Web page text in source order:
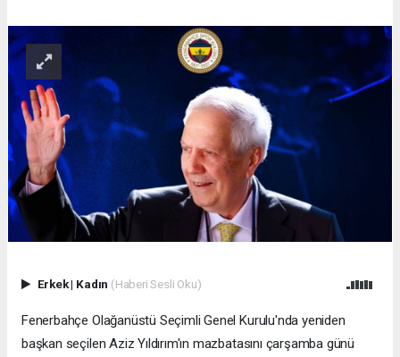
Erkek| Kadın (Haberi Sesli Oku)
Fenerbahçe Olağanüstü Seçimli Genel Kurulu'nda yeniden
başkan seçilen Aziz Yıldırım'ın mazbatasını çarşamba günü